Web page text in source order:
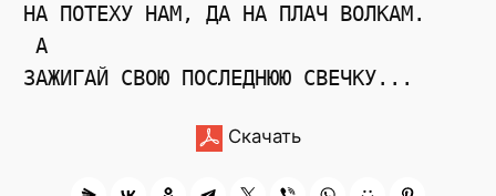
НА ПОТЕХУ НАМ, ДА НА ПЛАЧ ВОЛКАМ.
A
Скачать